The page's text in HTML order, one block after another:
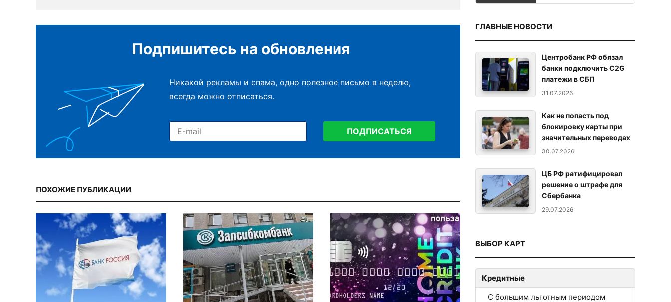
Подпишитесь на обновления
Никакой рекламы и спама, одно полезное письмо в неделю,
всегда можно отписаться.
ПОДПИСАТЬСЯ
ПОХОЖИЕ ПУБЛИКАЦИИ
ГЛАВНЫЕ НОВОСТИ
Центробанк РФ обязал
банки подключить C2G
платежи в СБП
31.07.2026
Как не попасть под
блокировку карты при
значительных переводах
30.07.2026
ЦБ РФ ратифицировал
решение о штрафе для
Сбербанка
29.07.2026
ВЫБОР КАРТ
Кредитные
С большим льготным периодом